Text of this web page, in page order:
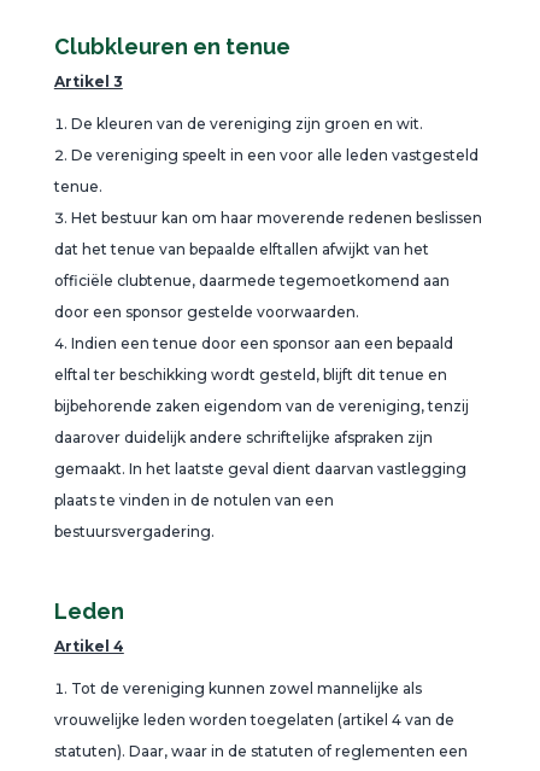
Clubkleuren en tenue
Artikel 3
De kleuren van de vereniging zijn groen en wit.
De vereniging speelt in een voor alle leden vastgesteld
tenue.
Het bestuur kan om haar moverende redenen beslissen
dat het tenue van bepaalde elftallen afwijkt van het
officiële clubtenue, daarmede tegemoetkomend aan
door een sponsor gestelde voorwaarden.
Indien een tenue door een sponsor aan een bepaald
elftal ter beschikking wordt gesteld, blijft dit tenue en
bijbehorende zaken eigendom van de vereniging, tenzij
daarover duidelijk andere schriftelijke afspraken zijn
gemaakt. In het laatste geval dient daarvan vastlegging
plaats te vinden in de notulen van een
bestuursvergadering.
Leden
Artikel 4
Tot de vereniging kunnen zowel mannelijke als
vrouwelijke leden worden toegelaten (artikel 4 van de
statuten). Daar, waar in de statuten of reglementen een